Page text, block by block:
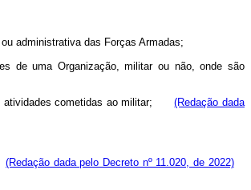
administrativa das Forças Armadas;
de uma Organização, militar ou não, onde são
as atividades cometidas ao militar;(Redação dada
(Redação dada pelo Decreto nº 11.020, de 2022)